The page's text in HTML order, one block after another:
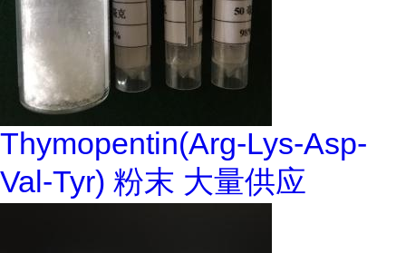
Thymopentin(Arg-Lys-Asp-
Val-Tyr) 粉末 大量供应